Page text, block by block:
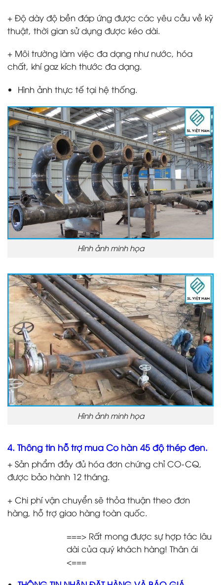
+ Độ dày độ bền đáp ứng được các yêu cầu về kỹ
thuật, thời gian sử dụng được kéo dài.
+ Môi trường làm việc đa dạng như nước, hóa
chất, khí gaz kích thước đa dạng.
Hình ảnh thực tế tại hệ thống.
Hình ảnh minh họa
Hình ảnh minh họa
4. Thông tin hỗ trợ mua Co hàn 45 độ thép đen.
+ Sản phẩm đầy đủ hóa đơn chứng chỉ CO-CQ,
được bảo hành 12 tháng.
+ Chi phí vận chuyển sẽ thỏa thuận theo đơn
hàng, hỗ trợ giao hàng toàn quốc.
===> Rất mong được sự hợp tác lâu
dài của quý khách hàng! Thân ái
<===